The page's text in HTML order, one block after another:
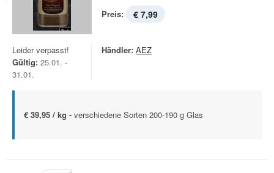
Preis: € 7,99
Leider verpasst!
Gültig: 25.01. -
31.01.
Händler: AEZ
€ 39,95 / kg - verschiedene Sorten 200-190 g Glas